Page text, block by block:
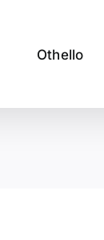
Othello